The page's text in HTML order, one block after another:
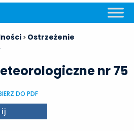
> Ostrzeżenie
nr 75
DO PDF